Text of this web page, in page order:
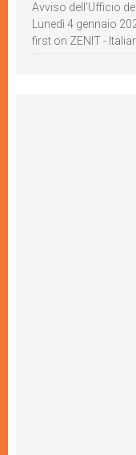
Avviso dell’Ufficio
Lunedì 4 gennaio
first on ZENIT -